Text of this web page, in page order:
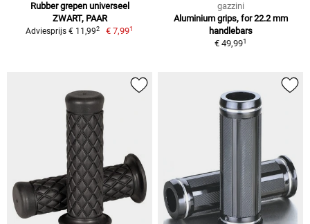
Rubber grepen universeel
ZWART, PAAR
Adviesprijs € 11,992 € 7,991
gazzini
Aluminium grips, for 22.2 mm
handlebars
€ 49,991